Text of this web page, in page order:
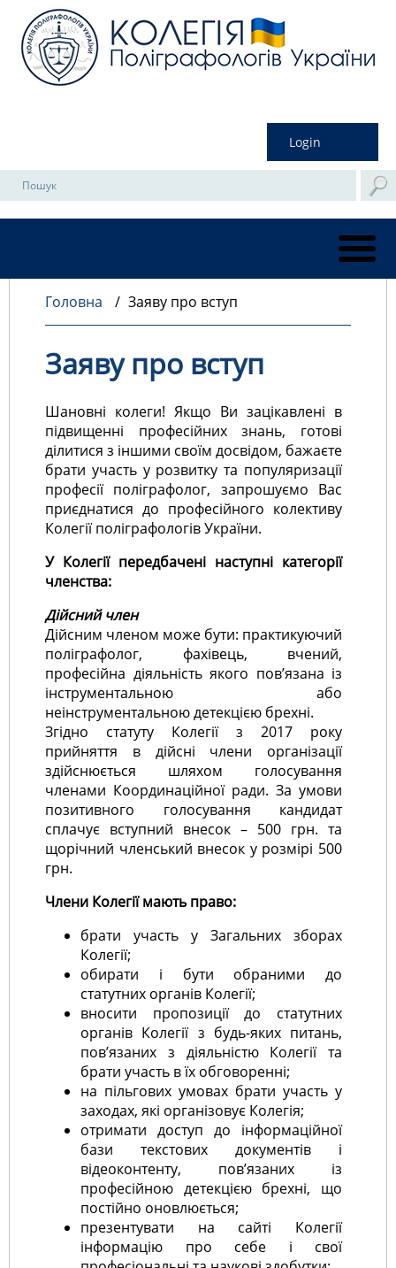
Login
Головна / Заяву про вступ
Заяву про вступ
Шановні колеги! Якщо Ви зацікавлені в
підвищенні професійних знань, готові
ділитися з іншими своїм досвідом, бажаєте
брати участь у розвитку та популяризації
професії поліграфолог, запрошуємо Вас
приєднатися до професійного колективу
Колегії поліграфологів України.
У Колегії передбачені наступні категорії
членства:
Дійсний член
Дійсним членом може бути: практикуючий
поліграфолог, фахівець, вчений,
професійна діяльність якого пов’язана із
інструментальною або
неінструментальною детекцією брехні.
Згідно статуту Колегії з 2017 року
прийняття в дійсні члени організації
здійснюється шляхом голосування
членами Координаційної ради. За умови
позитивного голосування кандидат
сплачує вступний внесок – 500 грн. та
щорічний членський внесок у розмірі 500
грн.
Члени Колегії мають право:
брати участь у Загальних зборах
Колегії;
обирати і бути обраними до
статутних органів Колегії;
вносити пропозиції до статутних
органів Колегії з будь-яких питань,
пов’язаних з діяльністю Колегії та
брати участь в їх обговоренні;
на пільгових умовах брати участь у
заходах, які організовує Колегія;
отримати доступ до інформаційної
бази текстових документів і
відеоконтенту, пов’язаних із
професійною детекцією брехні, що
постійно оновлюється;
презентувати на сайті Колегії
інформацію про себе і свої